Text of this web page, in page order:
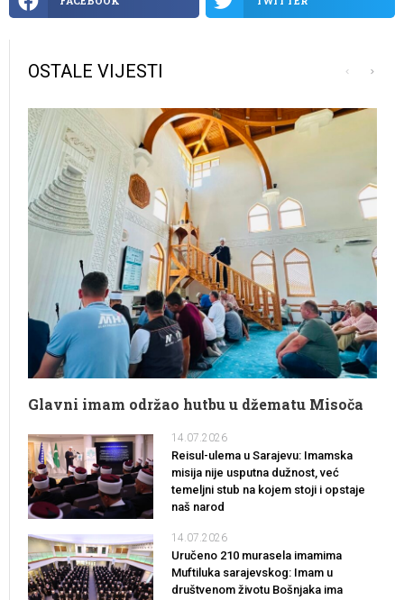
OSTALE VIJESTI
Glavni imam održao hutbu u džematu Misoča
14.07.2026
Reisul-ulema u Sarajevu: Imamska
misija nije usputna dužnost, već
temeljni stub na kojem stoji i opstaje
naš narod
14.07.2026
Uručeno 210 murasela imamima
Muftiluka sarajevskog: Imam u
društvenom životu Bošnjaka ima